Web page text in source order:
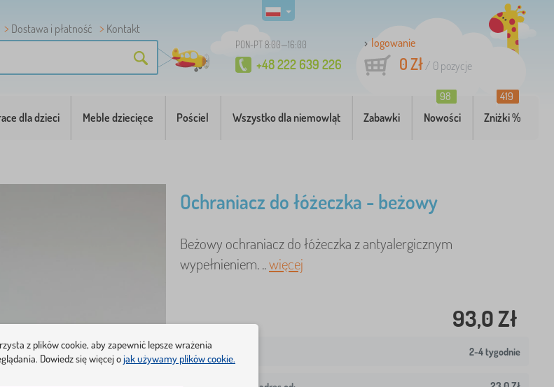
Dostawa i płatność Kontakt
PON-PT 8:00—16:00
+48 222 639 226
logowanie
0 Zł/ 0 pozycje
dla dzieci Meble dziecięce Pościel Wszystko dla niemowląt Zabawki Nowości
98
Zniżki %
419
Ochraniacz do łóżeczka - beżowy
Beżowy ochraniacz do łóżeczka z antyalergicznym
wypełnieniem. ..więcej
93,0 Zł
2-4 tygodnie
z plików cookie, aby zapewnić lepsze wrażenia
Dowiedz się więcej ojak używamy plików cookie.